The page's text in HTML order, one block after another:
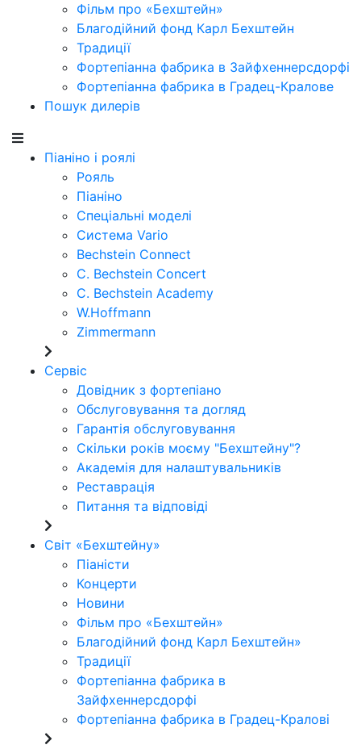
Фільм про «Бехштейн»
Благодійний фонд Карл Бехштейн
Традиції
Фортепіанна фабрика в Зайфхеннерсдорфi
Фортепіанна фабрика в Градец-Кралове
Пошук дилерів
Піаніно і роялі
Рояль
Піаніно
Спеціальні моделі
Система Vario
Bechstein Connect
C. Bechstein Concert
C. Bechstein Academy
W.Hoffmann
Zimmermann
Сервіс
Довідник з фортепіано
Обслуговування та догляд
Гарантія обслуговування
Скільки років моєму "Бехштейну"?
Академія для налаштувальників
Реставрація
Питання та відповіді
Світ «Бехштейну»
Піаністи
Концерти
Новини
Фільм про «Бехштейн»
Благодійний фонд Карл Бехштейн»
Традиції
Фортепіанна фабрика в
Зайфхеннерсдорфi
Фортепіанна фабрика в Градец-Краловi